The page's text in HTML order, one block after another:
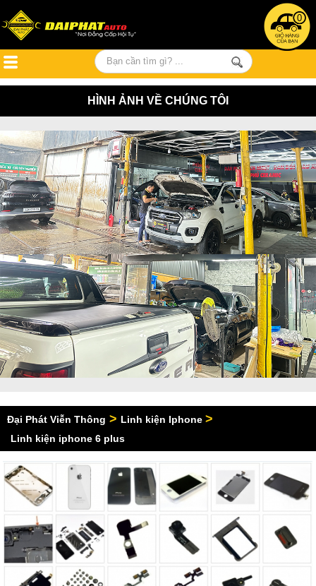
0
HÌNH ẢNH VỀ CHÚNG TÔI
Đại Phát Viễn Thông > Linh kiện Iphone >
Linh kiện iphone 6 plus